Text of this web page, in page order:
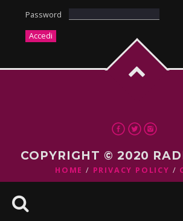
Password
COPYRIGHT © 2020
HOME PRIVACY POLICY